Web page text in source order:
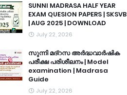
SUNNI MADRASA HALF YEAR
EXAM QUESION PAPERS | SKSVB
| AUG 2025 | DOWNLOAD
July 22, 2026
സുന്നി മദ്റസ അർദ്ധവാർഷിക
പരീക്ഷ പരിശീലനം | Model
examination | Madrasa
Guide
July 22, 2026